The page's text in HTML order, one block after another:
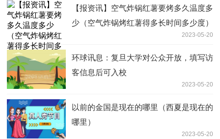
【报资讯】空气炸锅红薯要烤多久温度多
少（空气炸锅烤红薯得多长时间多少度）
2023-05-20
环球讯息：复旦大学对公众开放，填写访
客信息后可入校
2023-05-20
以前的金国是现在的哪里（西夏是现在的
哪里）
2023-05-20